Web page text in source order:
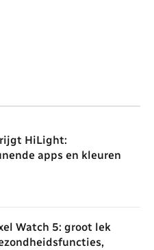
HiLight:
apps en kleuren
Watch 5: groot lek